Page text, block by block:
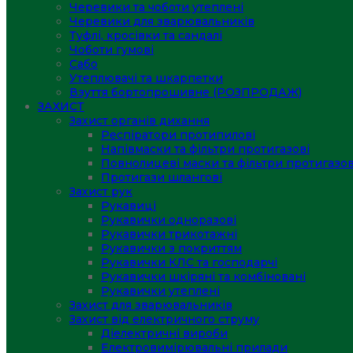
Черевики та чоботи утеплені
Черевики для зварювальників
Туфлі, кросівки та сандалі
Чоботи гумові
Сабо
Утеплювачі та шкарпетки
Взуття бортопрошивне (РОЗПРОДАЖ)
ЗАХИСТ
Захист органів дихання
Респіратори протипилові
Напівмаски та фільтри протигазові
Повнолицеві маски та фільтри
Протигази шлангові
Захист рук
Рукавиці
Рукавички одноразові
Рукавички трикотажні
Рукавички з покриттям
Рукавички КЛС та господарчі
Рукавички шкіряні та комбіновані
Рукавички утеплені
Захист для зварювальників
Захист від електричного струму
Діелектричні вироби
Електровимірювальні прилади